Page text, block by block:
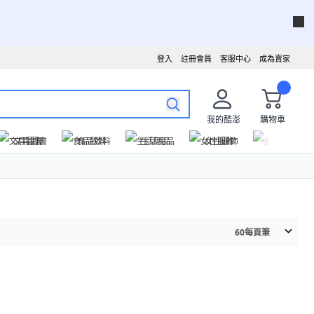
成為賣家
客服中心
註冊會員
登入
我的酷澎
購物車
文具圖書
食品飲料 生活用品 女性服飾
60每頁筆